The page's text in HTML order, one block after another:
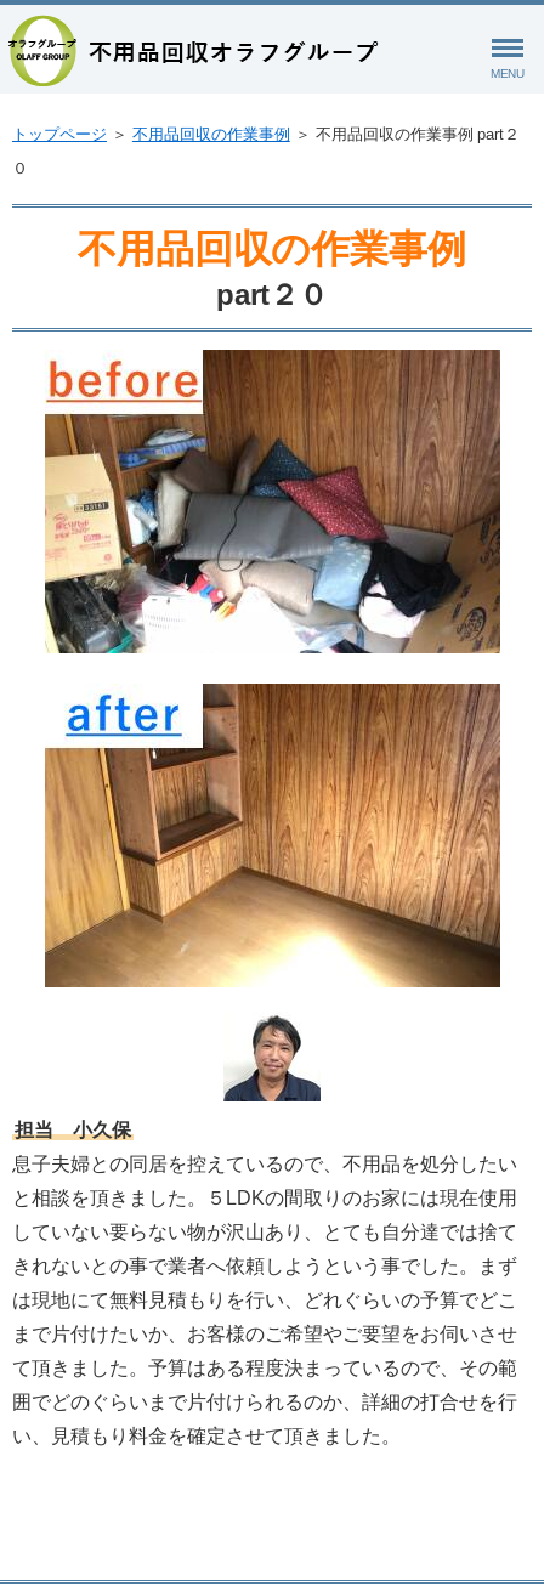
MENU
トップページ ＞ 不用品回収の作業事例 ＞ 不用品回収の作業事例 part２
０
不用品回収の作業事例
part２０
担当 小久保
息子夫婦との同居を控えているので、不用品を処分したい
と相談を頂きました。５LDKの間取りのお家には現在使用
していない要らない物が沢山あり、とても自分達では捨て
きれないとの事で業者へ依頼しようという事でした。まず
は現地にて無料見積もりを行い、どれぐらいの予算でどこ
まで片付けたいか、お客様のご希望やご要望をお伺いさせ
て頂きました。予算はある程度決まっているので、その範
囲でどのぐらいまで片付けられるのか、詳細の打合せを行
い、見積もり料金を確定させて頂きました。